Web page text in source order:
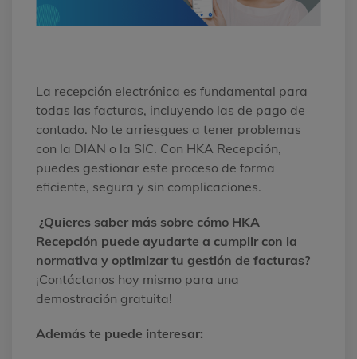
La recepción electrónica es fundamental para
todas las facturas, incluyendo las de pago de
contado. No te arriesgues a tener problemas
con la DIAN o la SIC. Con HKA Recepción,
puedes gestionar este proceso de forma
eficiente, segura y sin complicaciones.
¿Quieres saber más sobre cómo HKA
Recepción puede ayudarte a cumplir con la
normativa y optimizar tu gestión de facturas?
¡Contáctanos hoy mismo para una
demostración gratuita!
Además te puede interesar: